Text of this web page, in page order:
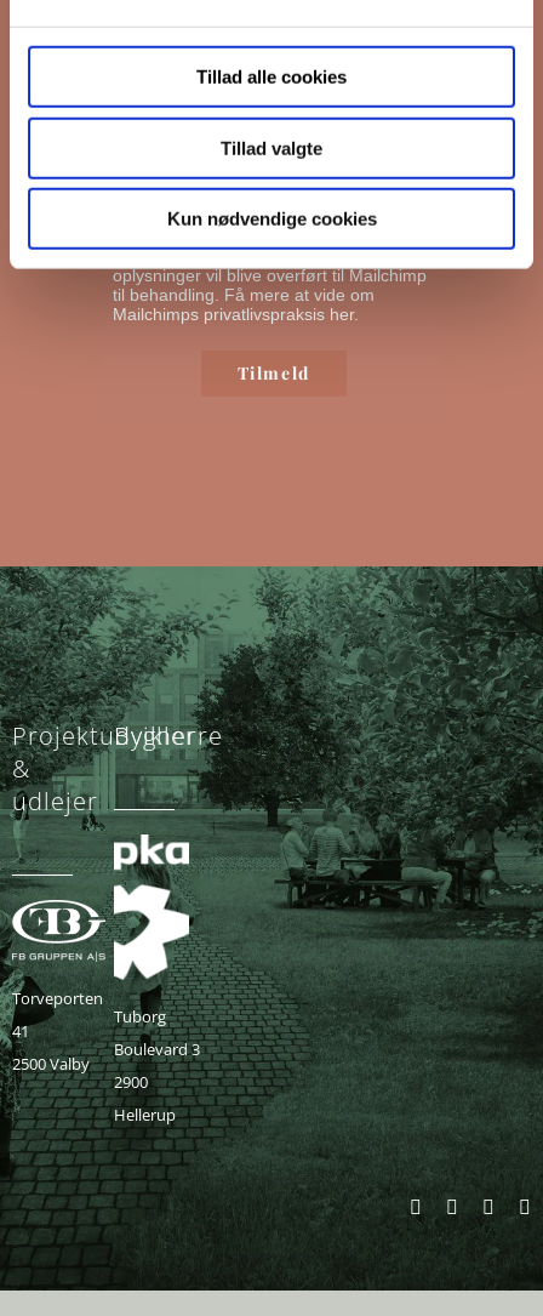
Tillad alle cookies
Tillad valgte
Kun nødvendige cookies
FB Gruppen vil bruge din information til
at kontakte dig i forbindelse med
nyheder - og nye boliger. Før vi kan gøre
sende dig emails.Du kan læse vores
Vi bruger Mailchimp til at sende
nyhedsbreve ud. Ved at klikke nedenfor
for at abonnere, anerkender du, at dine
oplysninger vil blive overført til Mailchimp
til behandling. Få mere at vide om
Mailchimps privatlivspraksis her.
Projektudvikler
&
udlejer
Torveporten
41
2500 Valby
Bygherre
Tuborg
Boulevard 3
2900
Hellerup